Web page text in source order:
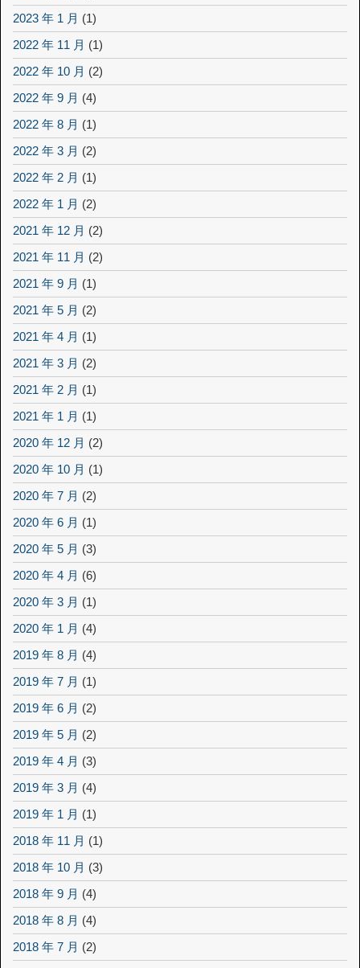
2023 年 1 月 (1)
2022 年 11 月 (1)
2022 年 10 月 (2)
2022 年 9 月 (4)
2022 年 8 月 (1)
2022 年 3 月 (2)
2022 年 2 月 (1)
2022 年 1 月 (2)
2021 年 12 月 (2)
2021 年 11 月 (2)
2021 年 9 月 (1)
2021 年 5 月 (2)
2021 年 4 月 (1)
2021 年 3 月 (2)
2021 年 2 月 (1)
2021 年 1 月 (1)
2020 年 12 月 (2)
2020 年 10 月 (1)
2020 年 7 月 (2)
2020 年 6 月 (1)
2020 年 5 月 (3)
2020 年 4 月 (6)
2020 年 3 月 (1)
2020 年 1 月 (4)
2019 年 8 月 (4)
2019 年 7 月 (1)
2019 年 6 月 (2)
2019 年 5 月 (2)
2019 年 4 月 (3)
2019 年 3 月 (4)
2019 年 1 月 (1)
2018 年 11 月 (1)
2018 年 10 月 (3)
2018 年 9 月 (4)
2018 年 8 月 (4)
2018 年 7 月 (2)